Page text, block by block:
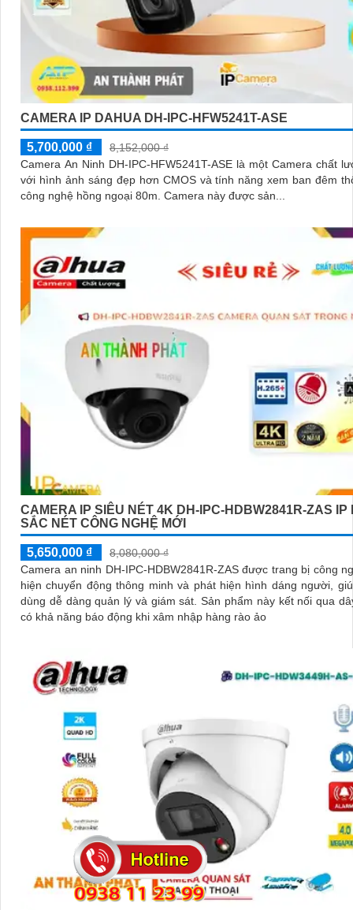
CAMERA IP DAHUA DH-IPC-HFW5241T-ASE
5,700,000 ₫
8,152,000 ₫
Camera An Ninh DH-IPC-HFW5241T-ASE là một Camera chất
với hình ảnh sáng đẹp hơn CMOS và tính năng xem ban đêm
công nghệ hồng ngoại 80m. Camera này được sản...
CAMERA IP SIÊU NÉT 4K DH-IPC-HDBW2841R-ZAS IP
SẮC NÉT CÔNG NGHỆ MỚI
5,650,000 ₫
8,080,000 ₫
Camera an ninh DH-IPC-HDBW2841R-ZAS được trang bị công
hiện chuyển động thông minh và phát hiện hình dáng người,
dùng dễ dàng quản lý và giám sát. Sản phẩm này kết nối qua dây mạng,
có khả năng báo động khi xâm nhập hàng rào ảo